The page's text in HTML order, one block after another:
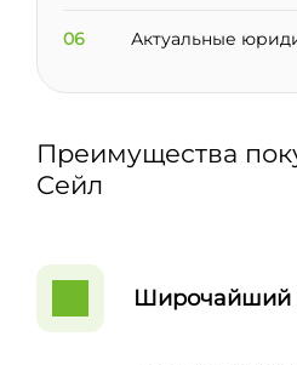
06 Актуальные
Преимущества
Сейл
Широчайший